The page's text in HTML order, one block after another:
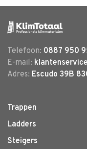
Telefoon: 0887 950
E-mail:
Adres: Escudo 39B
Trappen
Ladders
Steigers